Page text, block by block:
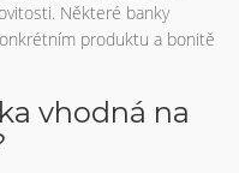
Některé banky
produktu a bonitě
vhodná na